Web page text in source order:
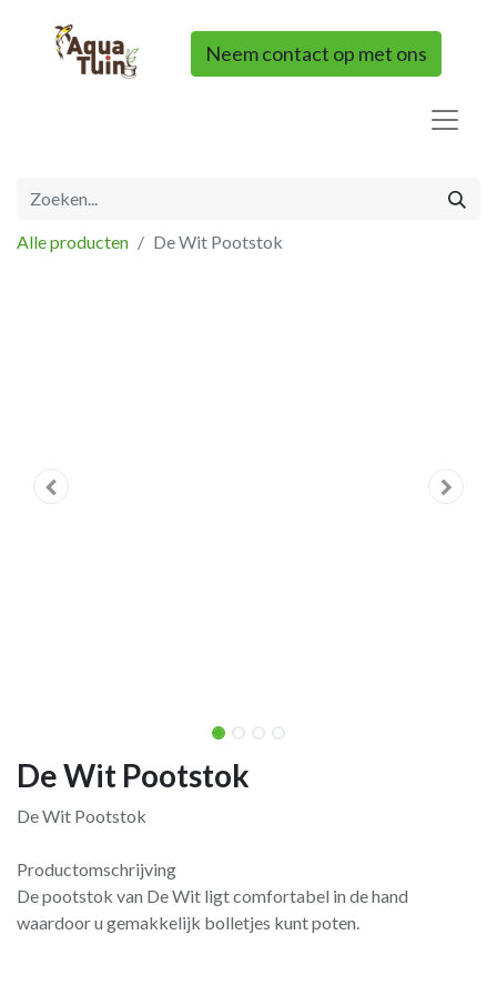
Neem contact op met ons
Alle producten De Wit Pootstok
De Wit Pootstok
De Wit Pootstok
Productomschrijving
De pootstok van De Wit ligt comfortabel in de hand
waardoor u gemakkelijk bolletjes kunt poten.